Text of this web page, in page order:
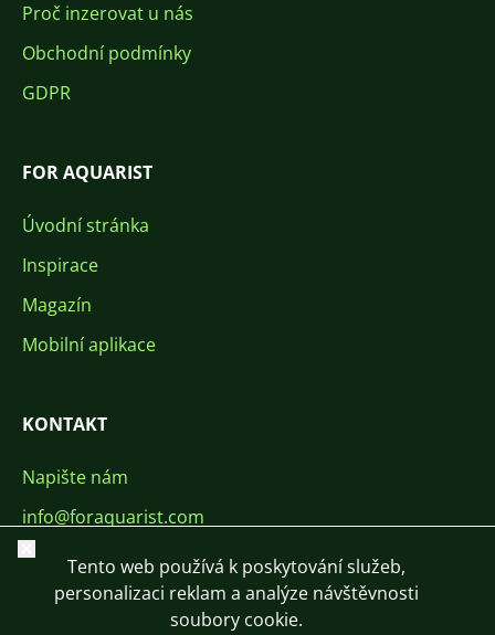
Proč inzerovat u nás
Obchodní podmínky
GDPR
FOR AQUARIST
Úvodní stránka
Inspirace
Magazín
Mobilní aplikace
KONTAKT
Napište nám
info@foraquarist.com
+420 603 449 602
Zavřít
Tento web používá k poskytování služeb,
personalizaci reklam a analýze návštěvnosti
soubory cookie.